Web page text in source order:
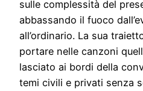
sulle complessità del
abbassando il fuoco
all’ordinario. La sua
portare nelle canzoni
lasciato ai bordi della
temi civili e privati senza